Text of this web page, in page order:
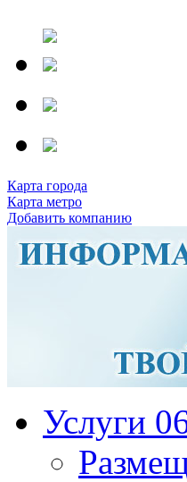
Карта города
Карта метро
Добавить компанию
Услуги